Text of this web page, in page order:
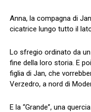
Anna, la compagna di
cicatrice lungo tutto il
Lo sfregio ordinato da
fine della loro storia. E
figlia di Jan, che
Verzedro, a nord di
E la “Grande”, una